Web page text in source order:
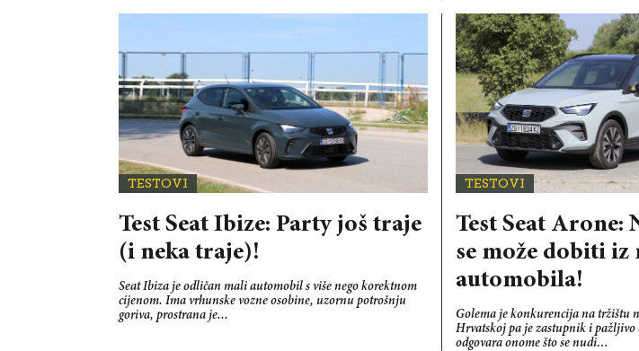
TESTOVI
Test Seat Ibize: Party još traje
(i neka traje)!
Seat Ibiza je odličan mali automobil s više nego korektnom
cijenom. Ima vrhunske vozne osobine, uzornu potrošnju
goriva, prostrana je...
TESTOVI
Test Seat Arone:
se može dobiti iz
automobila!
Golema je konkurencija na tržištu
Hrvatskoj pa je zastupnik i
odgovara onome što se nudi…